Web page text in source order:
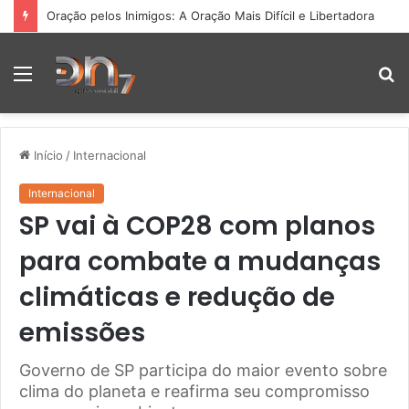
Oração pelos Inimigos: A Oração Mais Difícil e Libertadora
Menu
Início / Internacional
Internacional
SP vai à COP28 com planos
para combate a mudanças
climáticas e redução de
emissões
Governo de SP participa do maior evento sobre
clima do planeta e reafirma seu compromisso